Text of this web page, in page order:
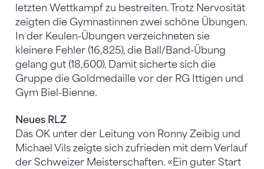
letzten Wettkampf zu bestreiten. Trotz Nervosität
zeigten die Gymnastinnen zwei schöne Übungen.
In der Keulen-Übungen verzeichneten sie
kleinere Fehler (16,825), die Ball/Band-Übung
gelang gut (18,600). Damit sicherte sich die
Gruppe die Goldmedaille vor der RG Ittigen und
Gym Biel-Bienne.
Neues RLZ
Das OK unter der Leitung von Ronny Zeibig und
Michael Vils zeigte sich zufrieden mit dem Verlauf
der Schweizer Meisterschaften. «Ein guter Start